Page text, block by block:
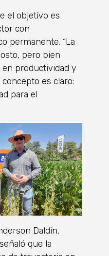
el objetivo es
con
permanente. “La
pero bien
en productividad y
es claro:
para el
Daldin,
que la